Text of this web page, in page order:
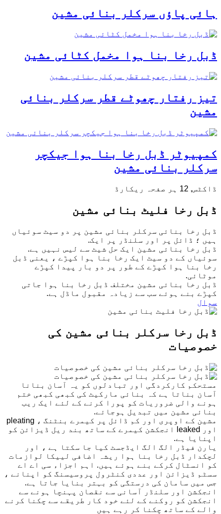
ہائی پاؤں سرکلر بنائی مشین
ڈبل رخا بنا ہوا مخمل کٹائی مشین
تیز رفتار چھوٹے قطر سرکلر بنائی
مشین
کمپیوٹر ڈبل رخا بنا ہوا جیکچر
سرکلر بنائی مشین
ڈاکٹس, 12 ہر صفحہ ریکارڈ
ڈبل رخا فلیٹ بنائی مشین
ڈبل رخا بنائی سرکلر بنائی مشین پر دو سیٹ سوئیاں
ہیں ؛ ڈائل پر اور سلنڈر پر ایک.
ڈبل رخا بنائی مشین ایک حل شیٹ سے لیس نہیں ہے.
سوئیاں کے دو سیٹ ایک رخا بنا ہوا کپڑے ، یعنی ڈبل
رخا بنا ہوا کپڑے کے طور پر دو بار پیدا کپڑے
موٹائی.
ڈبل رخا بنائی مشین مختلف ڈبل رخا بنا ہوا جاتی
کپڑے بنے ہوئے سب سے زیادہ مقبول ماڈل ہے.
سوال
ڈبل رخا سرکلر بنائی مشین کی
خصوصیات
مستحکم کارکردگی اور تبادلوں کو یہ آسان بنانا
آسان بناتا ہے کہ بنائی مارکیٹ کی کبھی کبھی ختم
ہونے والی ضروریات کو پورا کرنے کے لئے ایک ریب
بنائی مشین میں تبدیل ہوجائے.
مشین کے اوپری اور کم ڈائل پر کیمرے بنٹنگ ، pleating
اور leaked انجکشن کیمرے کے ساتھ بند ریل ڈیزائن کو
اپنایا ہے.
یارن فیڈر الگ الگ ایڈجسٹ کیا جا سکتا ہے ، اور
لچکدار ڈبل رخا بنا ہوا ریشہ اضافی لییکا لوازمات
کو انسٹال کرکے بنے ہوئے ہیں. اہم اجزاء سی اے اے
سسٹم ڈیزائن اور عددی کنٹرول پروسیسنگ کو اپنانے ،
جس میں سامان کی درستگی کو بہتر بنایا جاتا ہے.
انجکشن اور سلنڈر آسانی سے نقصان پہنچا ہونے سے
انجکشن کو روکنے کے لئے خود کار طریقے سے چکنا کرنے
والے کے ساتھ چکنا کر رہے ہیں